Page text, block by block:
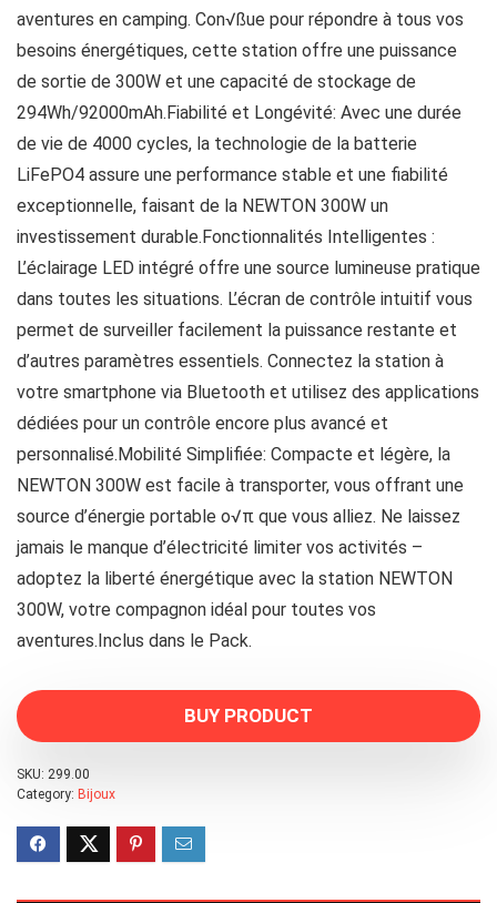
aventures en camping. Con√ßue pour répondre à tous vos
besoins énergétiques, cette station offre une puissance
de sortie de 300W et une capacité de stockage de
294Wh/92000mAh.Fiabilité et Longévité: Avec une durée
de vie de 4000 cycles, la technologie de la batterie
LiFePO4 assure une performance stable et une fiabilité
exceptionnelle, faisant de la NEWTON 300W un
investissement durable.Fonctionnalités Intelligentes :
L’éclairage LED intégré offre une source lumineuse pratique
dans toutes les situations. L’écran de contrôle intuitif vous
permet de surveiller facilement la puissance restante et
d’autres paramètres essentiels. Connectez la station à
votre smartphone via Bluetooth et utilisez des applications
dédiées pour un contrôle encore plus avancé et
personnalisé.Mobilité Simplifiée: Compacte et légère, la
NEWTON 300W est facile à transporter, vous offrant une
source d’énergie portable o√π que vous alliez. Ne laissez
jamais le manque d’électricité limiter vos activités –
adoptez la liberté énergétique avec la station NEWTON
300W, votre compagnon idéal pour toutes vos
aventures.Inclus dans le Pack.
BUY PRODUCT
SKU: 299.00
Category: Bijoux